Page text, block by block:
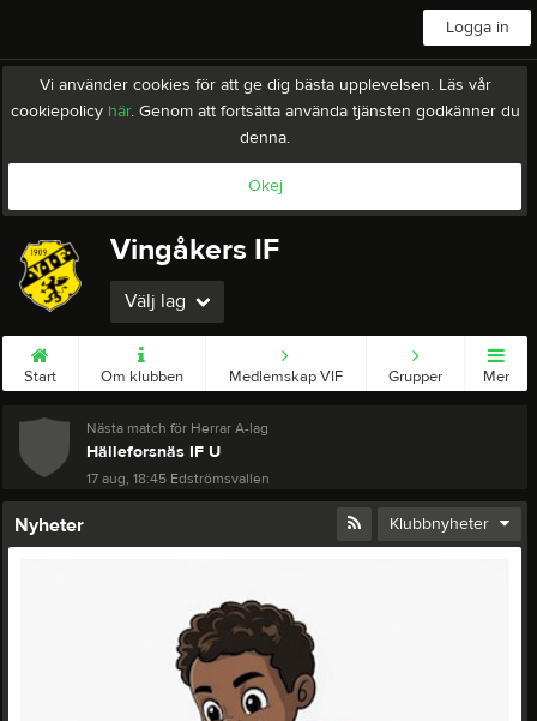
Logga in
Vi använder cookies för att ge dig bästa upplevelsen. Läs vår
cookiepolicy här. Genom att fortsätta använda tjänsten godkänner du
denna.
Okej
Vingåkers IF
Välj lag
Start Om klubben Medlemskap VIF Grupper Mer
Nästa match för Herrar A-lag
Hälleforsnäs IF U
17 aug, 18:45 Edströmsvallen
Nyheter Klubbnyheter